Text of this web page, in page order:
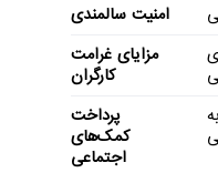
امنیت سالمندی
مزایای غرامت
کارگران
پرداخت
کمک‌های
اجتماعی